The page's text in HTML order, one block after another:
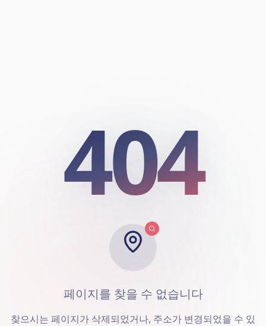
404
404
페이지를 찾을 수 없습니다
찾으시는 페이지가 삭제되었거나, 주소가 변경되었을 수 있